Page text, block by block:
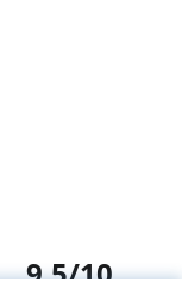
9,5/10